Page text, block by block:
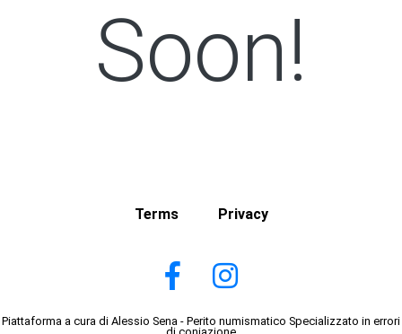
Soon!
Terms Privacy
Piattaforma a cura di Alessio Sena - Perito numismatico Specializzato in errori